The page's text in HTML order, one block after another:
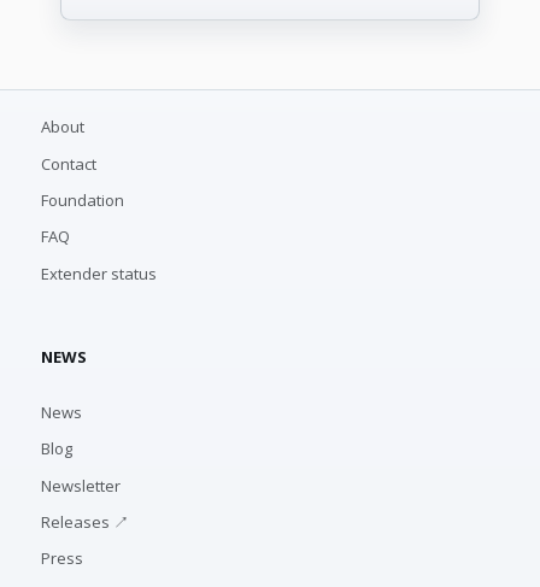
About
Contact
Foundation
FAQ
Extender status
NEWS
News
Blog
Newsletter
Releases ↗
Press